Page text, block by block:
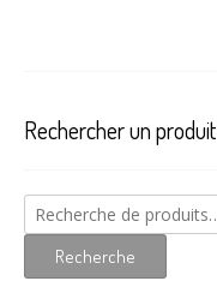
Rechercher un produit
Recherche
pour :
Recherche